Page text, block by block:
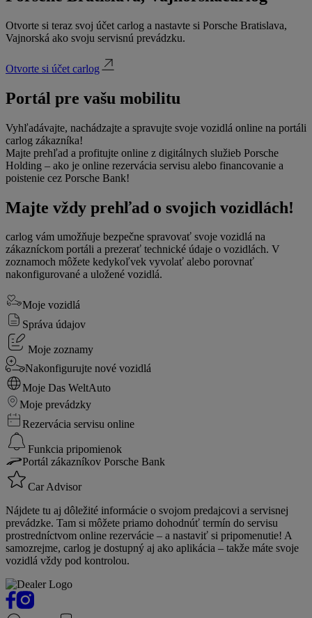
Otvorte si teraz svoj účet carlog a nastavte si Porsche Bratislava,
Vajnorská ako svoju servisnú prevádzku.
Otvorte si účet carlog
Portál pre vašu mobilitu
Vyhľadávajte, nachádzajte a spravujte svoje vozidlá online na portáli
carlog zákazníka!
Majte prehľad a profitujte online z digitálnych služieb Porsche
Holding – ako je online rezervácia servisu alebo financovanie a
poistenie cez Porsche Bank!
Majte vždy prehľad o svojich vozidlách!
carlog vám umožňuje bezpečne spravovať svoje vozidlá na
zákazníckom portáli a prezerať technické údaje o vozidlách. V
zoznamoch môžete kedykoľvek vyvolať alebo porovnať
nakonfigurované a uložené vozidlá.
Moje vozidlá
Správa údajov
Moje zoznamy
Nakonfigurujte nové vozidlá
Moje Das WeltAuto
Moje prevádzky
Rezervácia servisu online
Funkcia pripomienok
Portál zákazníkov Porsche Bank
Car Advisor
Nájdete tu aj dôležité informácie o svojom predajcovi a servisnej
prevádzke. Tam si môžete priamo dohodnúť termín do servisu
prostredníctvom online rezervácie – a nastaviť si pripomenutie! A
samozrejme, carlog je dostupný aj ako aplikácia – takže máte svoje
vozidlá vždy pod kontrolou.